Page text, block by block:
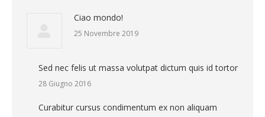
Ciao mondo!
25 Novembre 2019
Sed nec felis ut massa volutpat dictum quis id tortor
28 Giugno 2016
Curabitur cursus condimentum ex non aliquam